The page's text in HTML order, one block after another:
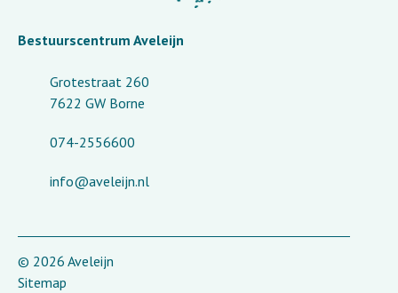
Bestuurscentrum Aveleijn
Grotestraat 260
7622 GW Borne
074-2556600
info@aveleijn.nl
© 2026 Aveleijn
Sitemap